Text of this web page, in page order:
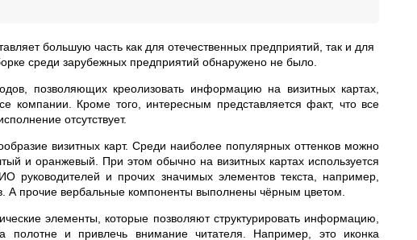
большую часть как для отечественных предприятий, так и для
среди зарубежных предприятий обнаружено не было.
позволяющих креолизовать информацию на визитных картах,
компании. Кроме того, интересным представляется факт, что все
отсутствует.
визитных карт. Среди наиболее популярных оттенков можно
и оранжевый. При этом обычно на визитных картах используется
руководителей и прочих значимых элементов текста, например,
А прочие вербальные компоненты выполнены чёрным цветом.
элементы, которые позволяют структурировать информацию,
полотне и привлечь внимание читателя. Например, это иконка